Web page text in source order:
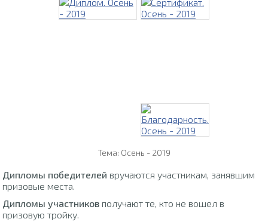
Тема: Осень - 2019
Дипломы победителей вручаются участникам, занявшим
призовые места.
Дипломы участников получают те, кто не вошел в
призовую тройку.